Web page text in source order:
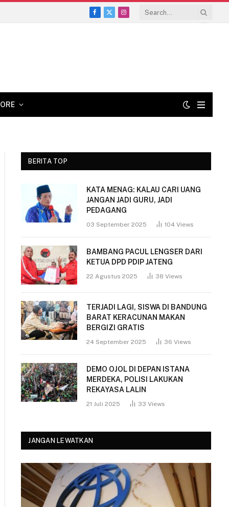
Facebook
X
Instagram
BERITA TOP
KATA MENAG: KALAU CARI UANG
JANGAN JADI GURU, JADI
PEDAGANG
03 September 2025 104Views
BAMBANG PACUL LENGSER DARI
KETUA DPD PDIP JATENG
22 Agustus 2025 38Views
TERJADI LAGI, SISWA DI BANDUNG
BARAT KERACUNAN MAKAN
BERGIZI GRATIS
24 September 2025 36Views
DEMO OJOL DI DEPAN ISTANA
MERDEKA, POLISI LAKUKAN
REKAYASA LALIN
21 Juli 2025 33Views
JANGAN LEWATKAN